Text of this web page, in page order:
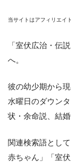
当サイトはアフィリエイ
「室伏広治・伝
へ。
彼の幼少期から現
水曜日のダウン
状・余命説、結
関連検索語とし
赤ちゃん」「室